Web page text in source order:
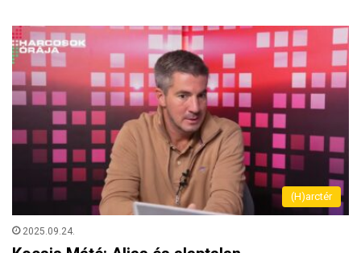
(H)arctér
2025.09.24.